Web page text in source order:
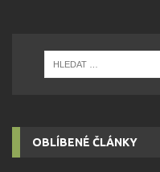
OBLÍBENÉ ČLÁNKY